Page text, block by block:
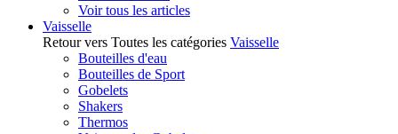
Voir tous les articles
Vaisselle
Retour vers Toutes les catégories Vaisselle
Bouteilles d'eau
Bouteilles de Sport
Gobelets
Shakers
Thermos